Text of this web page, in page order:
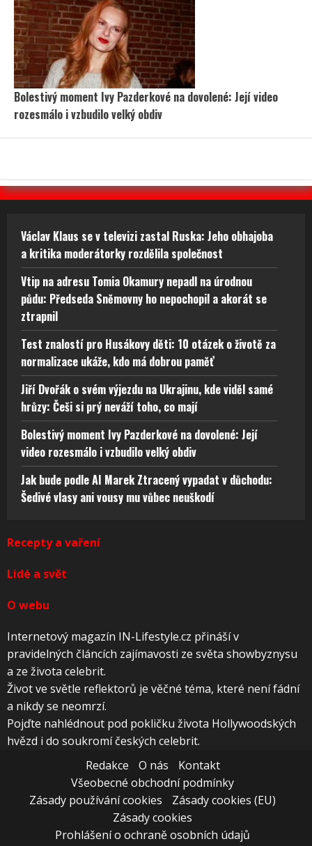
Bolestivý moment Ivy Pazderkové na dovolené: Její video
rozesmálo i vzbudilo velký obdiv
Václav Klaus se v televizi zastal Ruska: Jeho obhajoba
a kritika moderátorky rozdělila společnost
Vtip na adresu Tomia Okamury nepadl na úrodnou
půdu: Předseda Sněmovny ho nepochopil a akorát se
ztrapnil
Test znalostí pro Husákovy děti: 10 otázek o životě za
normalizace ukáže, kdo má dobrou paměť
Jiří Dvořák o svém výjezdu na Ukrajinu, kde viděl samé
hrůzy: Češi si prý neváží toho, co mají
Bolestivý moment Ivy Pazderkové na dovolené: Její
video rozesmálo i vzbudilo velký obdiv
Jak bude podle AI Marek Ztracený vypadat v důchodu:
Šedivé vlasy ani vousy mu vůbec neuškodí
Recepty a vaření
Lidé a svět
O webu
Internetový magazín IN-Lifestyle.cz přináší v
pravidelných článcích zajímavosti ze světa showbyznysu
a ze života celebrit.
Život ve světle reflektorů je věčné téma, které není fádní
a nikdy se neomrzí.
Pojďte nahlédnout pod pokličku života Hollywoodských
hvězd i do soukromí českých celebrit.
Redakce
O nás
Kontakt
Všeobecné obchodní podmínky
Zásady používání cookies
Zásady cookies (EU)
Zásady cookies
Prohlášení o ochraně osobních údajů